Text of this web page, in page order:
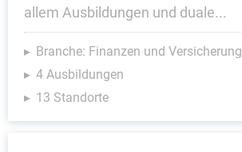
allem Ausbildungen und duale...
Branche: Finanzen und Versicherung
4 Ausbildungen
13 Standorte